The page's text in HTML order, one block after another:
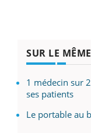
SUR LE
1 médecin sur
ses patients
Le portable au